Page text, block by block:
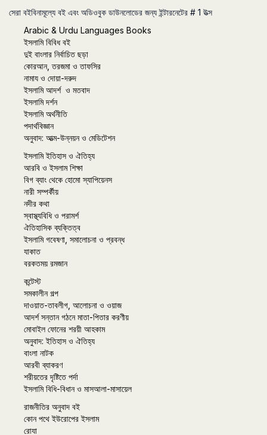
সেরা বইবিনামূল্যে বই এবং অডিওবুক ডাউনলোডের জন্য ইন্টারনেটের # 1 উত্স
Arabic & Urdu Languages Books
ইসলামি বিবিধ বই
দুই বাংলার নির্বাচিত ছড়া
কোরআন, তরজমা ও তাফসির
নামায ও দোয়া-দরুদ
ইসলামি আদর্শ ও মতবাদ
ইসলামি দর্শন
ইসলামি অর্থনীতি
পদার্থবিজ্ঞান
অনুবাদ: আত্ম-উন্নয়ন ও মেডিটেশন
ইসলামি ইতিহাস ও ঐতিহ্য
আরবি ও ইসলাম শিক্ষা
বিগ ব্যাং থেকে হোমো স্যাপিয়েনস
নারী সম্পর্কীয়
নদীর কথা
স্বাস্থ্যবিধি ও পরামর্শ
ঐতিহাসিক ব্যক্তিত্ব
ইসলামি গবেষণা, সমালোচনা ও প্রবন্ধ
যাকাত
বরকতময় রমজান
কন্টেস্ট
সমকালীন গল্প
দাওয়াত-তাবলীগ, আলোচনা ও ওয়াজ
আদর্শ সন্তান গঠনে মাতা-পিতার করণীয়
মোবাইল ফোনের শরয়ী আহকাম
অনুবাদ: ইতিহাস ও ঐতিহ্য
বাংলা নাটক
আরবী ব্যাকরণ
শরীয়তের দৃষ্টিতে পর্দা
ইসলামি বিধি-বিধান ও মাসআলা-মাসায়েল
রাজনীতির অনুবাদ বই
কোন পথে ইউরোপের ইসলাম
রোযা